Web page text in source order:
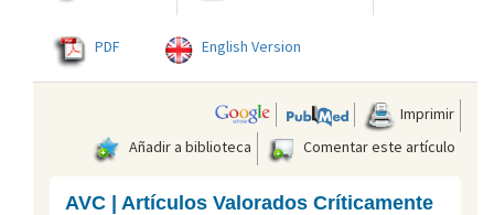
PDF English Version
Imprimir
Añadir a biblioteca
Comentar este artículo
AVC | Artículos Valorados Críticamente